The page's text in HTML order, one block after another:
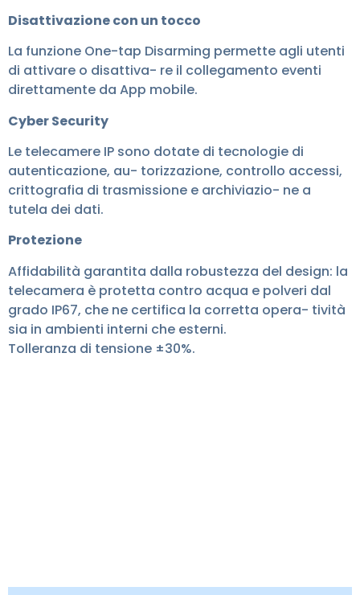
Disattivazione con un tocco
La funzione One-tap Disarming permette agli utenti
di attivare o disattiva- re il collegamento eventi
direttamente da App mobile.
Cyber Security
Le telecamere IP sono dotate di tecnologie di
autenticazione, au- torizzazione, controllo accessi,
crittografia di trasmissione e archiviazio- ne a
tutela dei dati.
Protezione
Affidabilità garantita dalla robustezza del design: la
telecamera è protetta contro acqua e polveri dal
grado IP67, che ne certifica la corretta opera- tività
sia in ambienti interni che esterni.
Tolleranza di tensione ±30%.